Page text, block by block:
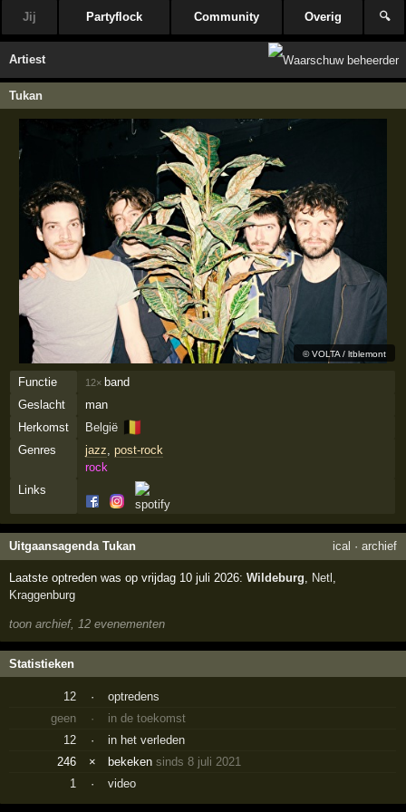
Jij Partyflock Community Overig 🔍
Artiest
Tukan
©VOLTA / ltblemont
Functie 12× band
Geslacht
man
Herkomst
België 🇧🇪
Genres jazz post-rock
rock
Links
Uitgaansagenda Tukan ical · archief
Laatste optreden was op vrijdag 10 juli 2026:Wildeburg Netl
Kraggenburg
toon archief, 12 evenementen
Statistieken
12 ·
optredens
geen
·
in de toekomst
12
·
in het verleden
246
× bekekensinds 8 juli 2021
1
· video